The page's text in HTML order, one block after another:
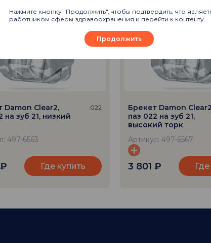
Damon Clear2,
на зуб 21, низкий
.022
497-6563
₽ Где купить
Брекет Damon
паз 022 на зуб 21,
высокий торк
Артикул: 497-6567
3 801 ₽
Нажмите кнопку "Продолжить", чтобы подтвердить, что
работником сферы здравоохранения и перейти к контенту.
Продолжить